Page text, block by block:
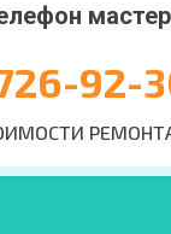
92-